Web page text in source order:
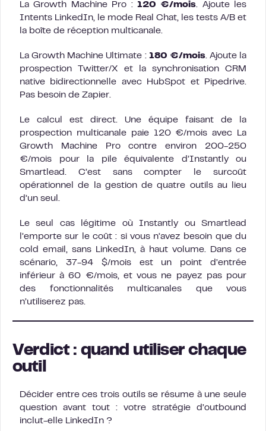
La Growth Machine Pro : 120 €/mois. Ajoute les
Intents LinkedIn, le mode Real Chat, les tests A/B et
la boîte de réception multicanale.
La Growth Machine Ultimate : 180 €/mois. Ajoute la
prospection Twitter/X et la synchronisation CRM
native bidirectionnelle avec HubSpot et Pipedrive.
Pas besoin de Zapier.
Le calcul est direct. Une équipe faisant de la
prospection multicanale paie 120 €/mois avec La
Growth Machine Pro contre environ 200-250
€/mois pour la pile équivalente d’Instantly ou
Smartlead. C’est sans compter le surcoût
opérationnel de la gestion de quatre outils au lieu
d’un seul.
Le seul cas légitime où Instantly ou Smartlead
l’emporte sur le coût : si vous n’avez besoin que du
cold email, sans LinkedIn, à haut volume. Dans ce
scénario, 37-94 $/mois est un point d’entrée
inférieur à 60 €/mois, et vous ne payez pas pour
des fonctionnalités multicanales que vous
n’utiliserez pas.
Verdict : quand utiliser chaque
outil
Décider entre ces trois outils se résume à une seule
question avant tout : votre stratégie d’outbound
inclut-elle LinkedIn ?